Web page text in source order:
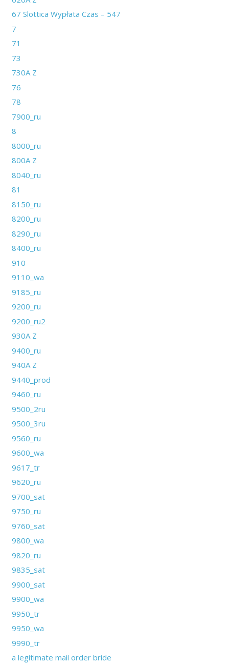
67 Slottica Wypłata Czas – 547
7
71
73
730A Z
76
78
7900_ru
8
8000_ru
800A Z
8040_ru
81
8150_ru
8200_ru
8290_ru
8400_ru
910
9110_wa
9185_ru
9200_ru
9200_ru2
930A Z
9400_ru
940A Z
9440_prod
9460_ru
9500_2ru
9500_3ru
9560_ru
9600_wa
9617_tr
9620_ru
9700_sat
9750_ru
9760_sat
9800_wa
9820_ru
9835_sat
9900_sat
9900_wa
9950_tr
9950_wa
9990_tr
a legitimate mail order bride